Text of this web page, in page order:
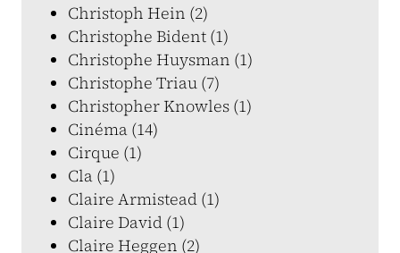
Christoph Hein (2)
Christophe Bident (1)
Christophe Huysman (1)
Christophe Triau (7)
Christopher Knowles (1)
Cinéma (14)
Cirque (1)
Cla (1)
Claire Armistead (1)
Claire David (1)
Claire Heggen (2)